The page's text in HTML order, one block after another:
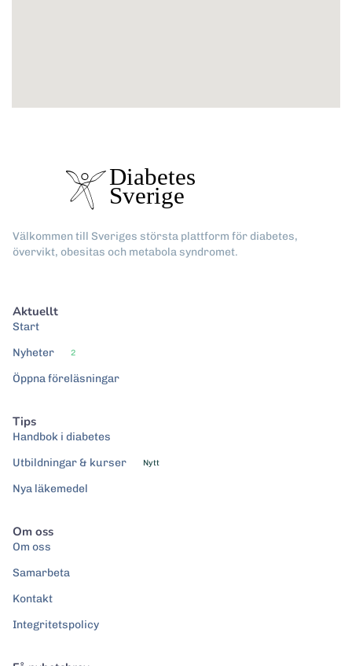
Välkommen till Sveriges största plattform för diabetes,
övervikt, obesitas och metabola syndromet.
Aktuellt
Start
Nyheter
2
Öppna föreläsningar
Tips
Handbok i diabetes
Utbildningar & kurser
Nytt
Nya läkemedel
Om oss
Om oss
Samarbeta
Kontakt
Integritetspolicy